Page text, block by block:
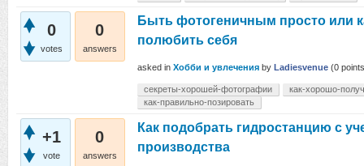
0
votes
0
answers
Быть фотогеничным просто или
полюбить себя
asked in Хобби и увлечения by Ladiesvenue (0
секреты-хорошей-фотографии
как-хорошо-
как-правильно-позировать
+1
vote
0
answers
Как подобрать гидростанцию с
производства